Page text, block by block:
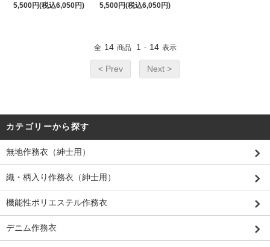
5,500円(税込6,050円)
5,500円(税込6,050円)
全 14 商品 1 - 14 表示
< Prev Next >
カテゴリーから探す
無地作務衣（紳士用）
織・柄入り作務衣（紳士用）
機能性ポリエステル作務衣
デニム作務衣